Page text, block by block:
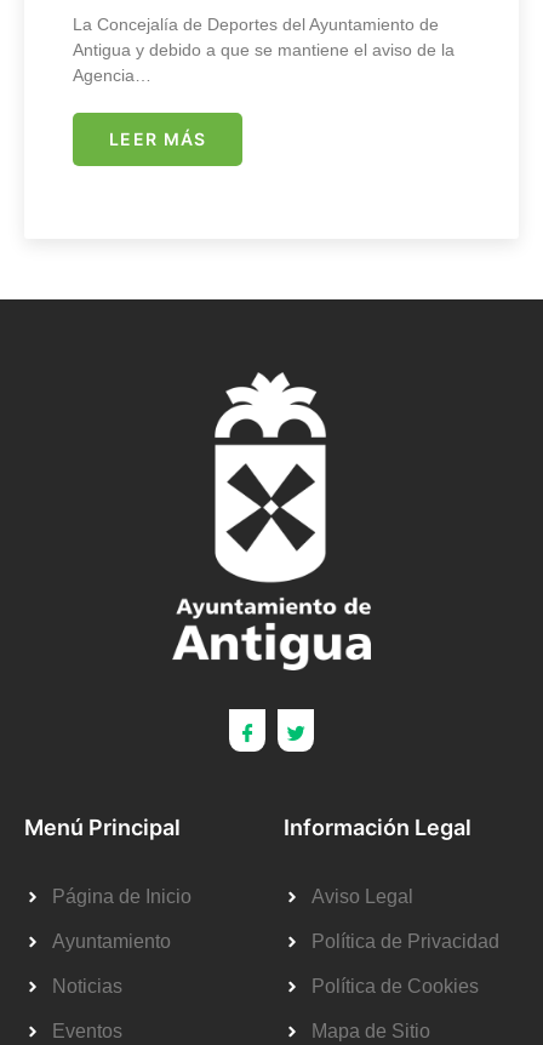
La Concejalía de Deportes del Ayuntamiento de
Antigua y debido a que se mantiene el aviso de la
Agencia…
LEER MÁS
Menú Principal
Página de Inicio
Ayuntamiento
Noticias
Eventos
Información Legal
Aviso Legal
Política de Privacidad
Política de Cookies
Mapa de Sitio